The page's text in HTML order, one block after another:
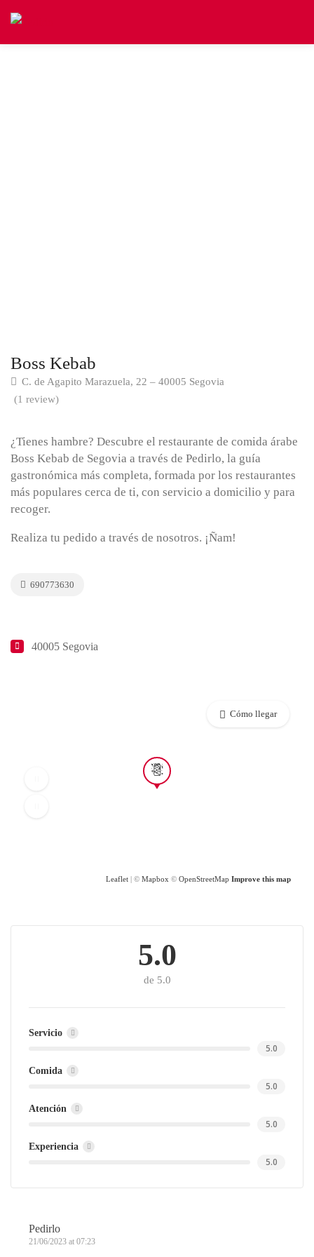
Boss Kebab
C. de Agapito Marazuela, 22 – 40005 Segovia
(1 review)
¿Tienes hambre? Descubre el restaurante de comida árabe
Boss Kebab de Segovia a través de Pedirlo, la guía
gastronómica más completa, formada por los restaurantes
más populares cerca de ti, con servicio a domicilio y para
recoger.
Realiza tu pedido a través de nosotros. ¡Ñam!
690773630
40005 Segovia
Leaflet | © Mapbox © OpenStreetMap Improve this map
Cómo llegar
5.0
de 5.0
Servicio
5.0
Comida
5.0
Atención
5.0
Experiencia
5.0
Pedirlo
21/06/2023 at 07:23